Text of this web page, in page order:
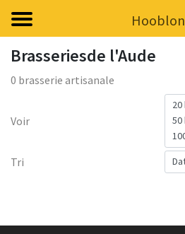
Hooblon
Brasseriesde l'Aude
0 brasserie artisanale
Voir
Tri